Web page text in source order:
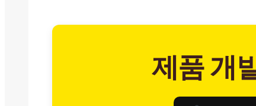
제품 개